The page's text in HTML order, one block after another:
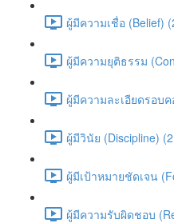
ผู้มีความเชื่อ (Belief)
ผู้มีความยุติธรรม
ผู้มีความละเอียดรอบ
ผู้มีวินัย (Discipline)
ผู้มีเป้าหมายชัดเจน
ผู้มีความรับผิดชอบ